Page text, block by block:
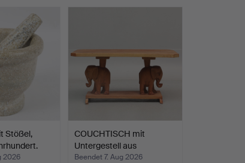
Stößel,
2026
COUCHTISCH mit
Untergestell aus
Elefanten,…
Beendet 7. Aug 2026